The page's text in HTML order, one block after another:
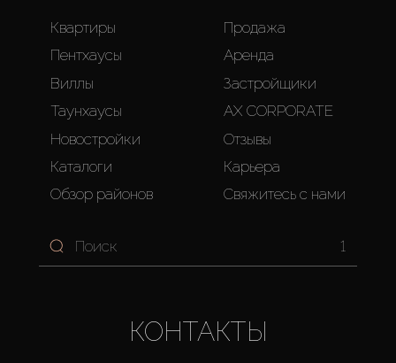
Квартиры
Пентхаусы
Виллы
Таунхаусы
Новостройки
Каталоги
Обзор районов
Продажа
Аренда
Застройщики
AX CORPORATE
Отзывы
Карьера
Свяжитесь с нами
1
КОНТАКТЫ